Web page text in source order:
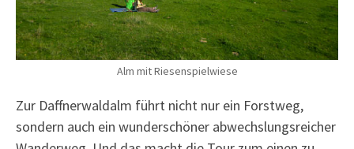
Alm mit Riesenspielwiese
Zur Daffnerwaldalm führt nicht nur ein Forstweg,
sondern auch ein wunderschöner abwechslungsreicher